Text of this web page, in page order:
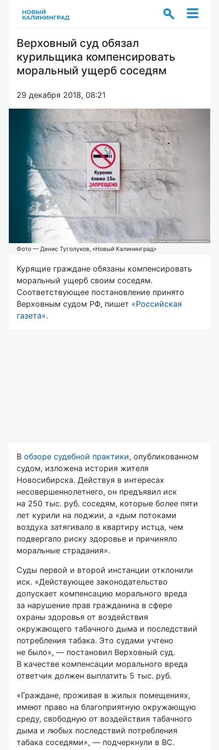
Верховный суд обязал
курильщика компенсировать
моральный ущерб соседям
29 декабря 2018, 08:21
Фото — Денис Туголуков, «Новый Калининград»
Курящие граждане обязаны компенсировать
моральный ущерб своим соседям.
Соответствующее постановление принято
Верховным судом РФ, пишет «Российская
газета».
В обзоре судебной практики, опубликованном
судом, изложена история жителя
Новосибирска. Действуя в интересах
несовершеннолетнего, он предъявил иск
на 250 тыс. руб. соседям, которые более пяти
лет курили на лоджии, а «дым потоками
воздуха затягивало в квартиру истца, чем
подвергало риску здоровье и причиняло
моральные страдания».
Суды первой и второй инстанции отклонили
иск. «Действующее законодательство
допускает компенсацию морального вреда
за нарушение прав гражданина в сфере
охраны здоровья от воздействия
окружающего табачного дыма и последствий
потребления табака. Это судами учтено
не было», — постановил Верховный суд.
В качестве компенсации морального вреда
ответчик должен выплатить 5 тыс. руб.
«Граждане, проживая в жилых помещениях,
имеют право на благоприятную окружающую
среду, свободную от воздействия табачного
дыма и любых последствий потребления
табака соседями», — подчеркнули в ВС.